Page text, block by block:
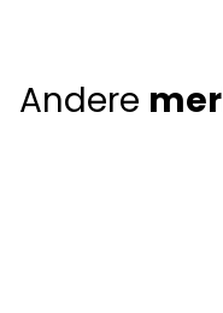
Andere